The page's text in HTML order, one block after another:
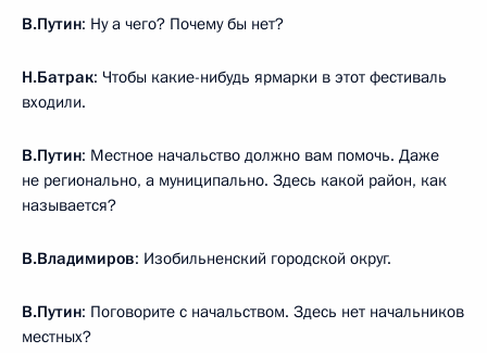
В.Путин: Ну а чего? Почему бы нет?
Н.Батрак: Чтобы какие-нибудь ярмарки в этот фестиваль
входили.
В.Путин: Местное начальство должно вам помочь. Даже
не регионально, а муниципально. Здесь какой район, как
называется?
В.Владимиров: Изобильненский городской округ.
В.Путин: Поговорите с начальством. Здесь нет начальников
местных?